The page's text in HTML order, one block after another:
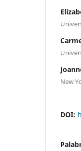
New
DOI: